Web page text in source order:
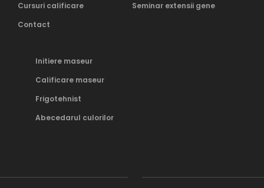
Cursuri calificare
Contact
Seminar extensii gene
Initiere maseur
Calificare maseur
Frigotehnist
Abecedarul culorilor